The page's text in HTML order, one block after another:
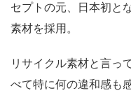
セプトの元、日本初と
素材を採用。
リサイクル素材と言っ
べて特に何の違和感も